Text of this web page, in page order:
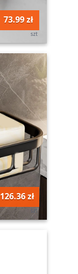
73.99 zł
szt
126.36 zł
szt